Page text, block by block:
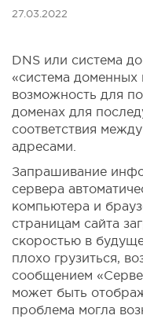
27.03.2022
DNS или система
«система доменных
возможность для
доменах для
соответствия
адресами.
Запрашивание
сервера
компьютера и
страницам сайта
скоростью в
плохо грузиться,
сообщением
может быть
проблема могла